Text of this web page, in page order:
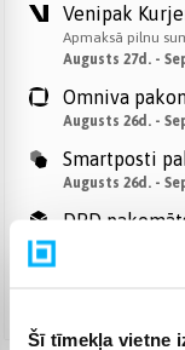
Šī tīmekļa vietne
Venipak
Apmaksā pilnu
Augusts 27d. -
Omniva
Augusts 26d. -
Smartposti
Augusts 26d. -
DPD